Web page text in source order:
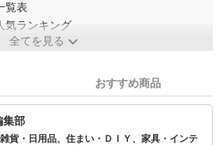
覧表
気ランキング
全てを見る
おすすめ商品
集部
貨・日用品、住まい・ＤＩＹ、家具・インテ